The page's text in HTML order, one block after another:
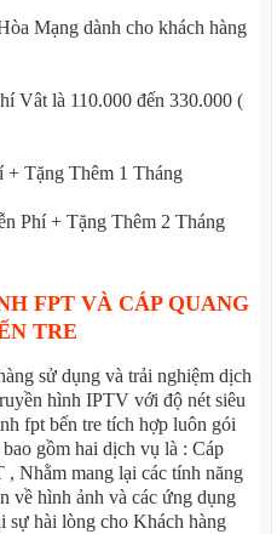
dành cho khách hàng
Vât là 110.000 đến 330.000 (
+ Tặng Thêm 1 Tháng
Phí + Tặng Thêm 2 Tháng
FPT VÀ CÁP QUANG
TRE
sử dụng và trải nghiệm dịch
hình IPTV với độ nét siêu
fpt bến tre tích hợp luôn gói
gồm hai dịch vụ là : Cáp
Nhằm mang lại các tính năng
về hình ảnh và các ứng dụng
sự hài lòng cho Khách hàng